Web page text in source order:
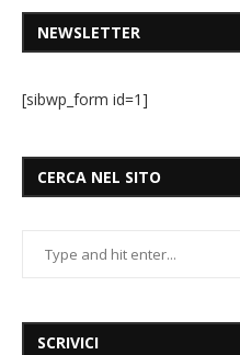
NEWSLETTER
[sibwp_form id=1]
CERCA NEL SITO
SCRIVICI